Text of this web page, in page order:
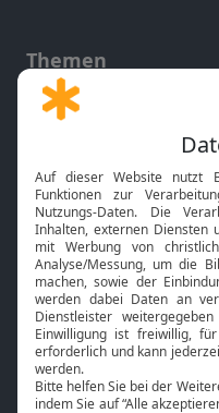
Themen
Gott und Bibel erklärt
Neuigkeiten
Bibel TV
Über uns